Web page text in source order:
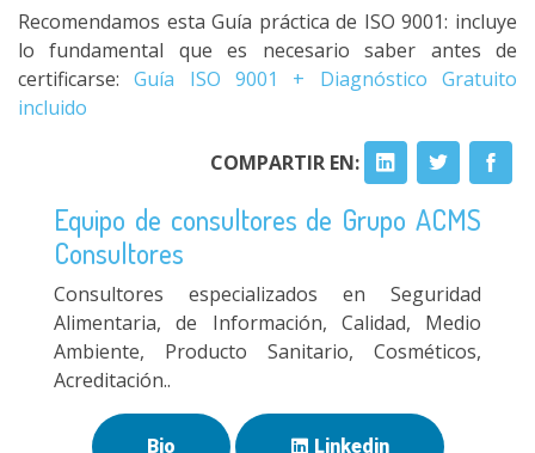
Recomendamos esta Guía práctica de ISO 9001: incluye
lo fundamental que es necesario saber antes de
certificarse:Guía ISO 9001 + Diagnóstico Gratuito
incluido
COMPARTIR EN:
Equipo de consultores de Grupo ACMS
Consultores
Consultores especializados en Seguridad
Alimentaria, de Información, Calidad, Medio
Ambiente, Producto Sanitario, Cosméticos,
Acreditación..
Bio Linkedin